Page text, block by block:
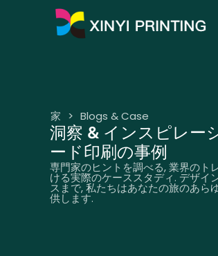
家 > Blogs & Case
洞察 & インスピレー
ード印刷の事例
専門家のヒントを調べる, 業界のト
ける実際のケーススタディ. デザイ
スまで, 私たちはあなたの旅のあら
供します.